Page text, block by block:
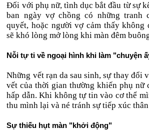
Đối với phụ nữ, tình dục bắt đầu từ sự
ban ngày vợ chồng có những tranh
quyết, hoặc người vợ cảm thấy không
sẽ khó lòng mở lòng khi màn đêm
Nỗi tự ti về ngoại hình khi làm "chuyện
Những vết rạn da sau sinh, sự thay đổi
vết của thời gian thường khiến phụ nữ
hấp dẫn. Khi không tự tin vào cơ thể
thu mình lại và né tránh sự tiếp xúc
Sự thiếu hụt màn "khởi động"